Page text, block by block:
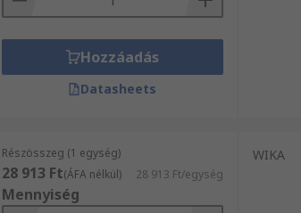
Hozzáadás
Datasheets
Részösszeg (1 egység)
28 913 Ft(ÁFA nélkül) 28 913 Ft/egység
Mennyiség
WIKA